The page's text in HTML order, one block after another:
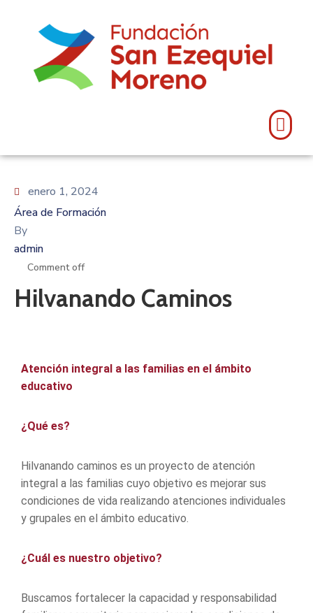
enero 1, 2024
Área de Formación
By
admin
Comment off
Hilvanando Caminos
Atención integral a las familias en el ámbito
educativo
¿Qué es?
Hilvanando caminos es un proyecto de atención
integral a las familias cuyo objetivo es mejorar sus
condiciones de vida realizando atenciones individuales
y grupales en el ámbito educativo.
¿Cuál es nuestro objetivo?
Buscamos fortalecer la capacidad y responsabilidad